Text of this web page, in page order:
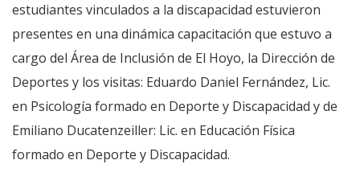
estudiantes vinculados a la discapacidad estuvieron
presentes en una dinámica capacitación que estuvo a
cargo del Área de Inclusión de El Hoyo, la Dirección de
Deportes y los visitas: Eduardo Daniel Fernández, Lic.
en Psicología formado en Deporte y Discapacidad y de
Emiliano Ducatenzeiller: Lic. en Educación Física
formado en Deporte y Discapacidad.